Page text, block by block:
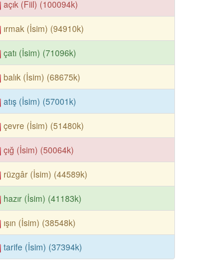
açık (Fiil) (100094k)
ırmak (İsim) (94910k)
çatı (İsim) (71096k)
balık (İsim) (68675k)
atış (İsim) (57001k)
çevre (İsim) (51480k)
çığ (İsim) (50064k)
rüzgâr (İsim) (44589k)
hazır (İsim) (41183k)
ışın (İsim) (38548k)
tarife (İsim) (37394k)